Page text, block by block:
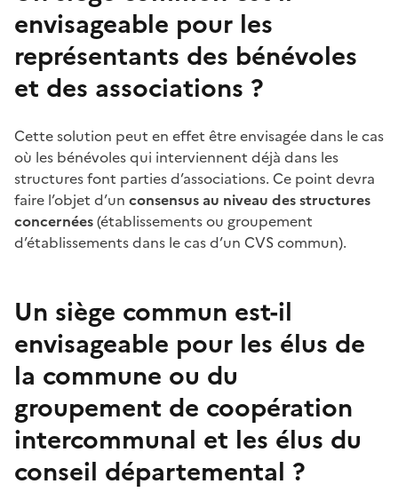
envisageable pour les
représentants des bénévoles
et des associations ?
Cette solution peut en effet être envisagée dans le cas
où les bénévoles qui interviennent déjà dans les
structures font parties d’associations. Ce point devra
faire l’objet d’un consensus au niveau des structures
concernées(établissements ou groupement
d’établissements dans le cas d’un CVS commun).
Un siège commun est-il
envisageable pour les élus de
la commune ou du
groupement de coopération
intercommunal et les élus du
conseil départemental ?